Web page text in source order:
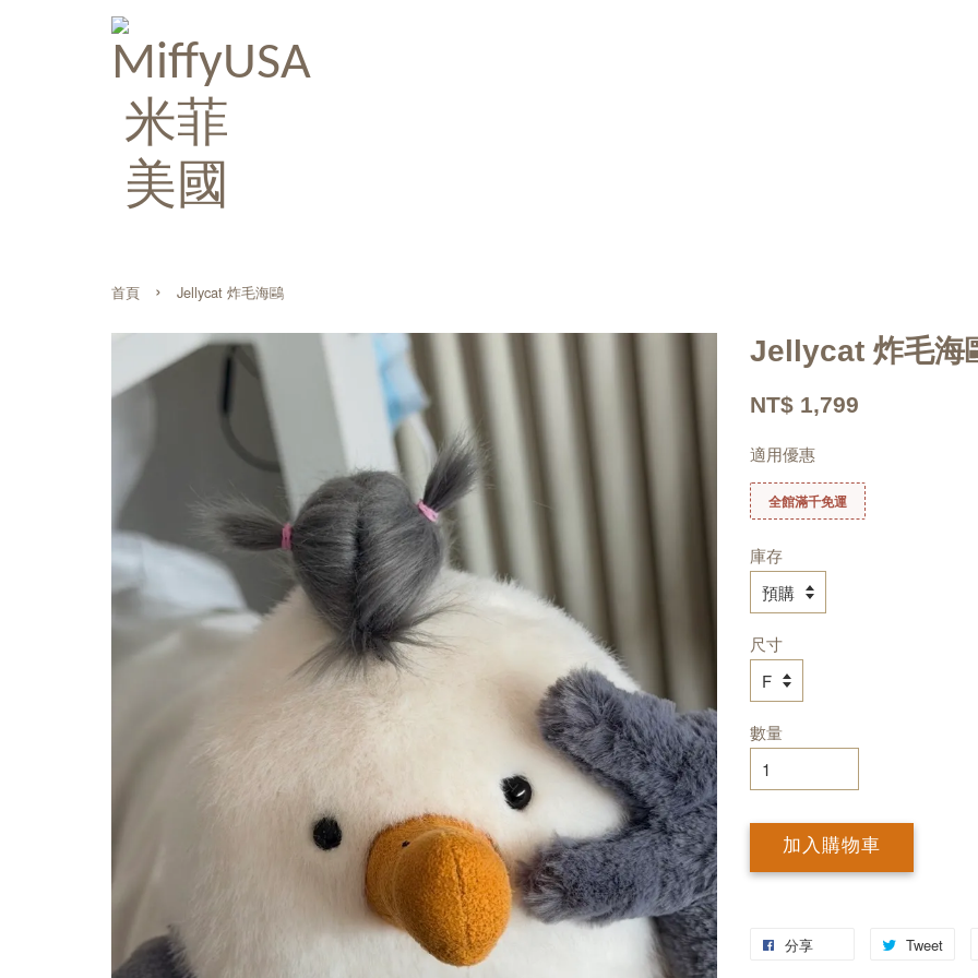
首頁 › Jellycat 炸毛海鷗
Jellycat 炸毛海
NT$ 1,799
適用優惠
全館滿千免運
庫存
尺寸
數量
加入購物車
分享 Tweet